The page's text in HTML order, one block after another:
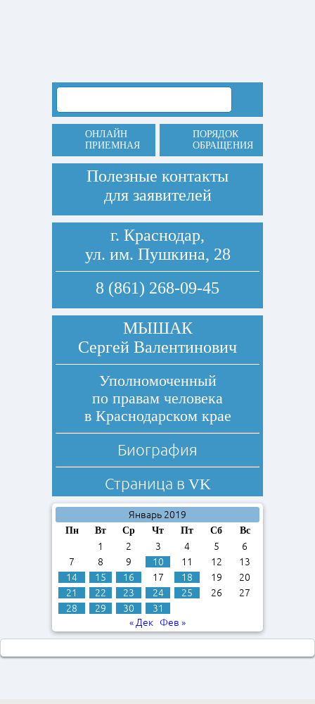
ОНЛАЙН
ПРИЕМНАЯ
ПОРЯДОК
ОБРАЩЕНИЯ
Полезные контакты
для заявителей
г. Краснодар,
ул. им. Пушкина, 28
8 (861) 268-09-45
МЫШАК
Сергей Валентинович
Уполномоченный
по правам человека
в Краснодарском крае
Биография
Страница в VK
Январь 2019
Пн Вт Ср Чт Пт Сб Вс
1 2 3 4 5
6
7
8 9 10 11 12
13
14
15 16 17 18 19
20
21
22 23 24 25 26
27
28
29 30
31
« Дек
Фев »